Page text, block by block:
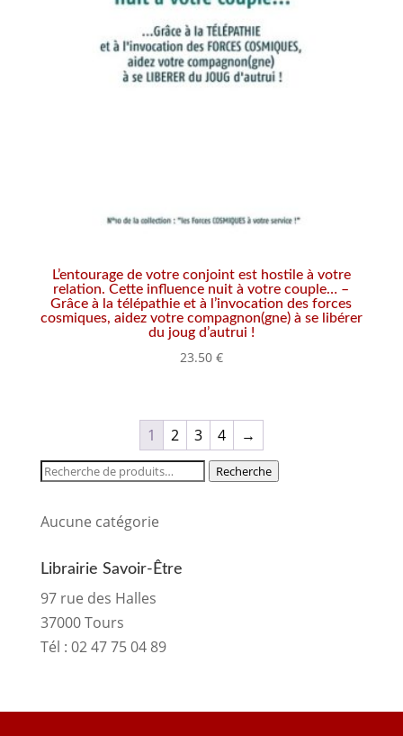
L’entourage de votre conjoint est hostile à votre
relation. Cette influence nuit à votre couple… –
Grâce à la télépathie et à l’invocation des forces
cosmiques, aidez votre compagnon(gne) à se libérer
du joug d’autrui !
23.50 €
1 2 3 4
→
Recherche
Recherche
Aucune catégorie
Librairie Savoir-Être
97 rue des Halles
37000 Tours
Tél : 02 47 75 04 89